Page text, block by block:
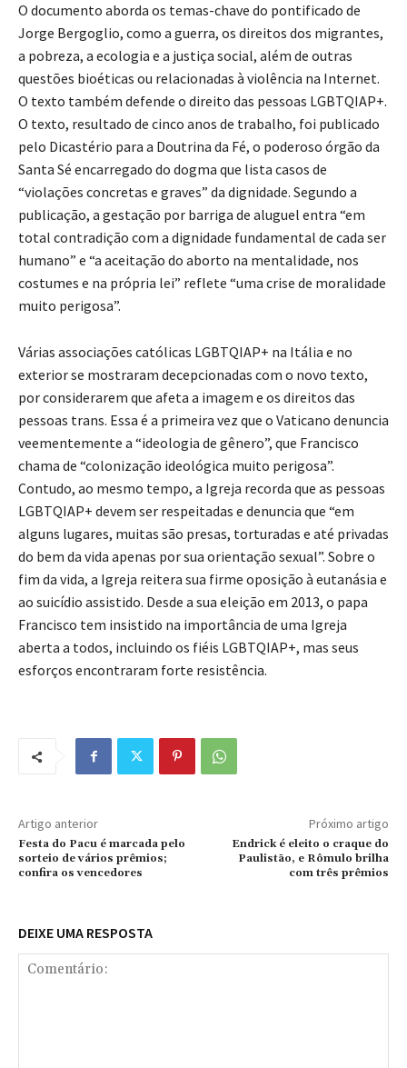
O documento aborda os temas-chave do pontificado de
Jorge Bergoglio, como a guerra, os direitos dos migrantes,
a pobreza, a ecologia e a justiça social, além de outras
questões bioéticas ou relacionadas à violência na Internet.
O texto também defende o direito das pessoas LGBTQIAP+.
O texto, resultado de cinco anos de trabalho, foi publicado
pelo Dicastério para a Doutrina da Fé, o poderoso órgão da
Santa Sé encarregado do dogma que lista casos de
“violações concretas e graves” da dignidade. Segundo a
publicação, a gestação por barriga de aluguel entra “em
total contradição com a dignidade fundamental de cada ser
humano” e “a aceitação do aborto na mentalidade, nos
costumes e na própria lei” reflete “uma crise de moralidade
muito perigosa”.
Várias associações católicas LGBTQIAP+ na Itália e no
exterior se mostraram decepcionadas com o novo texto,
por considerarem que afeta a imagem e os direitos das
pessoas trans. Essa é a primeira vez que o Vaticano denuncia
veementemente a “ideologia de gênero”, que Francisco
chama de “colonização ideológica muito perigosa”.
Contudo, ao mesmo tempo, a Igreja recorda que as pessoas
LGBTQIAP+ devem ser respeitadas e denuncia que “em
alguns lugares, muitas são presas, torturadas e até privadas
do bem da vida apenas por sua orientação sexual”. Sobre o
fim da vida, a Igreja reitera sua firme oposição à eutanásia e
ao suicídio assistido. Desde a sua eleição em 2013, o papa
Francisco tem insistido na importância de uma Igreja
aberta a todos, incluindo os fiéis LGBTQIAP+, mas seus
esforços encontraram forte resistência.
Artigo anterior
Festa do Pacu é marcada pelo
sorteio de vários prêmios;
confira os vencedores
Próximo artigo
Endrick é eleito o craque do
Paulistão, e Rômulo brilha
com três prêmios
DEIXE UMA RESPOSTA